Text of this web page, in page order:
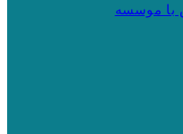
با موسسه